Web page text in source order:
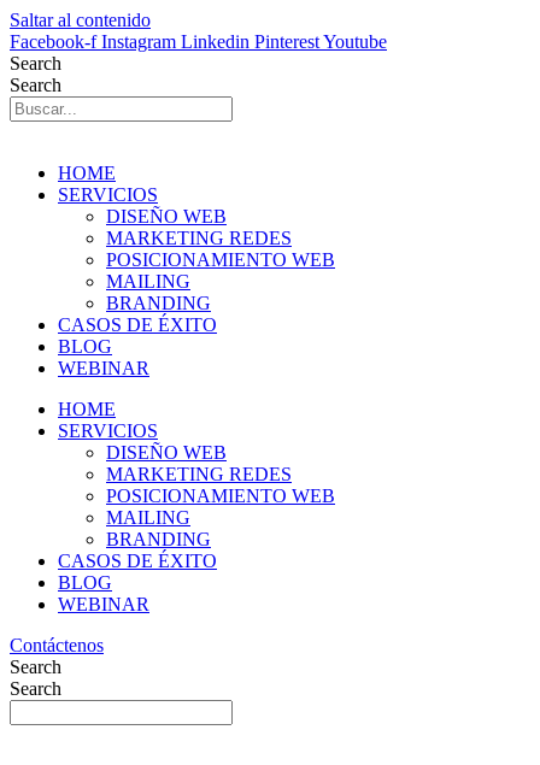
Saltar al contenido
Facebook-f Instagram Linkedin PinterestYoutube
Search
Search
HOME
SERVICIOS
DISEÑO WEB
MARKETING REDES
POSICIONAMIENTO WEB
MAILING
BRANDING
CASOS DE ÉXITO
BLOG
WEBINAR
HOME
SERVICIOS
DISEÑO WEB
MARKETING REDES
POSICIONAMIENTO WEB
MAILING
BRANDING
CASOS DE ÉXITO
BLOG
WEBINAR
Contáctenos
Search
Search